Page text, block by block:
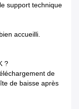
support technique
accueilli.
?
de
de baisse après